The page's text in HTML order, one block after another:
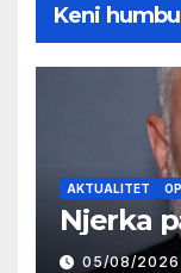
Keni
AKTUALITET
Njerka
05/08/2026